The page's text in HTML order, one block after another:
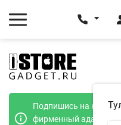
Подпишись на наш
фирменный адаптер